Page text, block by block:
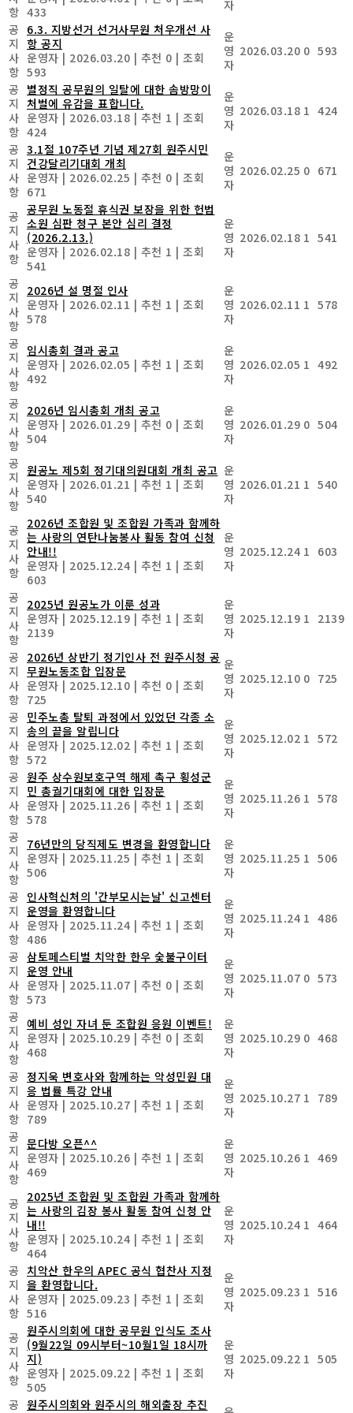
항 433
자
공
지
사
항
6.3. 지방선거 선거사무원 처우개선 사
항 공지
운영자 | 2026.03.20 | 추천 0 | 조회
593
운
영
자
2026.03.20 0 593
공
지
사
항
별정직 공무원의 일탈에 대한 솜방망이
처벌에 유감을 표합니다.
운영자 | 2026.03.18 | 추천 1 | 조회
424
운
영
자
2026.03.18 1 424
공
지
사
항
3.1절 107주년 기념 제27회 원주시민
건강달리기대회 개최
운영자 | 2026.02.25 | 추천 0 | 조회
671
운
영
자
2026.02.25 0 671
공
지
사
항
공무원 노동절 휴식권 보장을 위한 헌법
소원 심판 청구 본안 심리 결정
(2026.2.13.)
운영자 | 2026.02.18 | 추천 1 | 조회
541
운
영
자
2026.02.18 1 541
공
지
사
항
2026년 설 명절 인사
운영자 | 2026.02.11 | 추천 1 | 조회
578
운
영
자
2026.02.11 1 578
공
지
사
항
임시총회 결과 공고
운영자 | 2026.02.05 | 추천 1 | 조회
492
운
영
자
2026.02.05 1 492
공
지
사
항
2026년 임시총회 개최 공고
운영자 | 2026.01.29 | 추천 0 | 조회
504
운
영
자
2026.01.29 0 504
공
지
사
항
원공노 제5회 정기대의원대회 개최 공고
운영자 | 2026.01.21 | 추천 1 | 조회
540
운
영
자
2026.01.21 1 540
공
지
사
항
2026년 조합원 및 조합원 가족과 함께하
는 사랑의 연탄나눔봉사 활동 참여 신청
안내!!
운영자 | 2025.12.24 | 추천 1 | 조회
603
운
영
자
2025.12.24 1 603
공
지
사
항
2025년 원공노가 이룬 성과
운영자 | 2025.12.19 | 추천 1 | 조회
2139
운
영
자
2025.12.19 1 2139
공
지
사
항
2026년 상반기 정기인사 전 원주시청 공
무원노동조합 입장문
운영자 | 2025.12.10 | 추천 0 | 조회
725
운
영
자
2025.12.10 0 725
공
지
사
항
민주노총 탈퇴 과정에서 있었던 각종 소
송의 끝을 알립니다
운영자 | 2025.12.02 | 추천 1 | 조회
572
운
영
자
2025.12.02 1 572
공
지
사
항
원주 상수원보호구역 해제 촉구 횡성군
민 총궐기대회에 대한 입장문
운영자 | 2025.11.26 | 추천 1 | 조회
578
운
영
자
2025.11.26 1 578
공
지
사
항
76년만의 당직제도 변경을 환영합니다
운영자 | 2025.11.25 | 추천 1 | 조회
506
운
영
자
2025.11.25 1 506
공
지
사
항
인사혁신처의 '간부모시는날' 신고센터
운영을 환영합니다
운영자 | 2025.11.24 | 추천 1 | 조회
486
운
영
자
2025.11.24 1 486
공
지
사
항
삼토페스티벌 치악한 한우 숯불구이터
운영 안내
운영자 | 2025.11.07 | 추천 0 | 조회
573
운
영
자
2025.11.07 0 573
공
지
사
항
예비 성인 자녀 둔 조합원 응원 이벤트!
운영자 | 2025.10.29 | 추천 0 | 조회
468
운
영
자
2025.10.29 0 468
공
지
사
항
정지욱 변호사와 함께하는 악성민원 대
응 법률 특강 안내
운영자 | 2025.10.27 | 추천 1 | 조회
789
운
영
자
2025.10.27 1 789
공
지
사
항
문다방 오픈^^
운영자 | 2025.10.26 | 추천 1 | 조회
469
운
영
자
2025.10.26 1 469
공
지
사
항
2025년 조합원 및 조합원 가족과 함께하
는 사랑의 김장 봉사 활동 참여 신청 안
내!!
운영자 | 2025.10.24 | 추천 1 | 조회
464
운
영
자
2025.10.24 1 464
공
지
사
항
치악산 한우의 APEC 공식 협찬사 지정
을 환영합니다.
운영자 | 2025.09.23 | 추천 1 | 조회
516
운
영
자
2025.09.23 1 516
공
지
사
항
원주시의회에 대한 공무원 인식도 조사
(9월22일 09시부터~10월1일 18시까
지)
운영자 | 2025.09.22 | 추천 1 | 조회
505
운
영
자
2025.09.22 1 505
공 원주시의회와 원주시의 해외출장 추진